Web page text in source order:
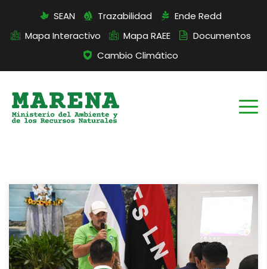
SEAN Trazabilidad
Ende Redd
Mapa Interactivo
Mapa RAEE
Documentos
Cambio Climático